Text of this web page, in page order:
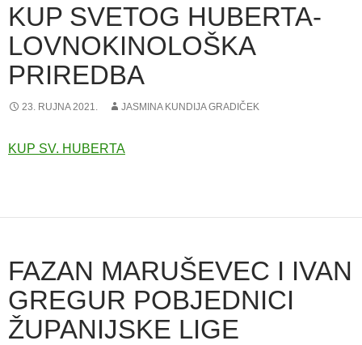
KUP SVETOG HUBERTA-
LOVNOKINOLOŠKA
PRIREDBA
23. RUJNA 2021. JASMINA KUNDIJA GRADIČEK
KUP SV. HUBERTA
FAZAN MARUŠEVEC I IVAN
GREGUR POBJEDNICI
ŽUPANIJSKE LIGE